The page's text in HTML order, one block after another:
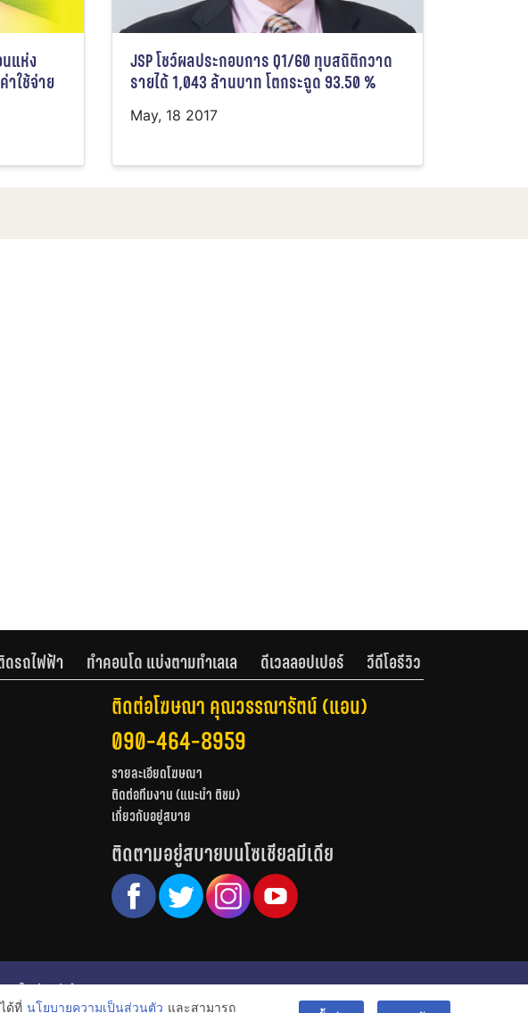
แห่ง
ใช้จ่าย
JSP โชว์ผลประกอบการ Q1/60 ทุบสถิติกวาด
รายได้ 1,043 ล้านบาท โตกระฉูด 93.50 %
May, 18 2017
ดรถไฟฟ้า ทำคอนโด แบ่งตามทำเลเล ดีเวลลอปเปอร์ วีดีโอรีวิว
ติดต่อโฆษณา คุณวรรณารัตน์ (แอน)
090-464-8959
รายละเอียดโฆษณา
ติดต่อทีมงาน (แนะนำ ติชม)
เกี่ยวกับอยู่สบาย
ติดตามอยู่สบายบนโซเชียลมีเดีย
ไอเดียแต่งบ้าน
© สงวนลิขสิทธิ์ 2556-2564
ด้ที่ นโยบายความเป็นส่วนตัว และสามารถ